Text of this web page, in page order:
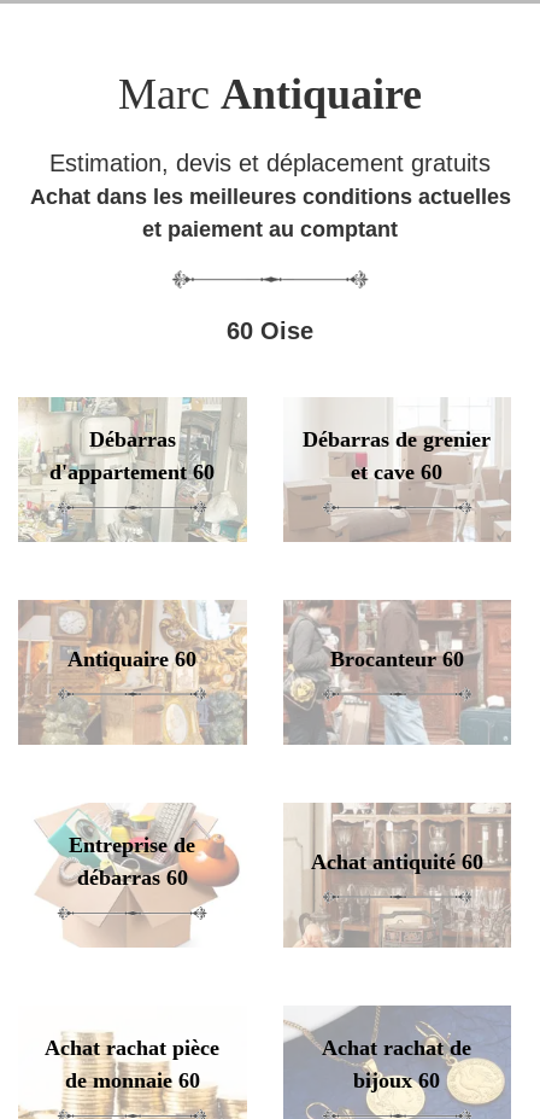
Marc Antiquaire
Estimation, devis et déplacement gratuits
Achat dans les meilleures conditions actuelles
et paiement au comptant
60 Oise
Débarras
d'appartement 60
Débarras de grenier
et cave 60
Antiquaire 60 Brocanteur 60
Entreprise de
débarras 60
Achat antiquité 60
Achat rachat pièce
de monnaie 60
Achat rachat de
bijoux 60